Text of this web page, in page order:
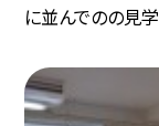
に並んでのの見